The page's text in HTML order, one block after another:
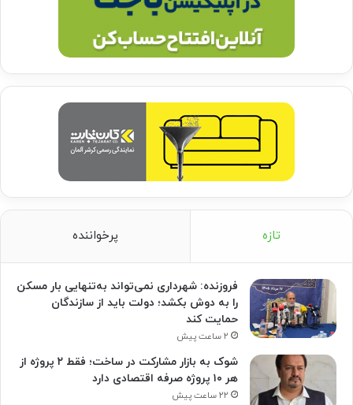
تازه پرخواننده
فروزنده: شهرداری نمی‌تواند به‌تنهایی بار مسکن
را به دوش بکشد؛ دولت باید از سازندگان
حمایت کند
۲ ساعت پیش
شوک به بازار مشارکت در ساخت؛ فقط ۲ پروژه از
هر ۱۰ پروژه صرفه اقتصادی دارد
۲۲ ساعت پیش